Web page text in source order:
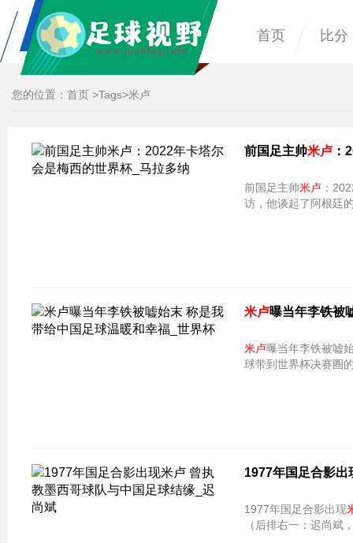
首页 比分
您的位置： 首页 >Tags>米卢
前国足主帅米卢 ：
前国足主帅米卢
访，他谈起了阿根廷
米卢曝当年李铁被
米卢曝当年李铁被嘘
球带到世界杯决赛圈
1977年国足合影出
1977年国足合影出现
（后排右一：迟尚斌